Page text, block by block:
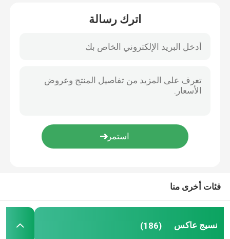
ملصق الملابس
إكسسوارات ملابس العمل
اكسسوارات عاكسة
اترك رسالة
فئات أخرى منا
نسيج عاكس (186)